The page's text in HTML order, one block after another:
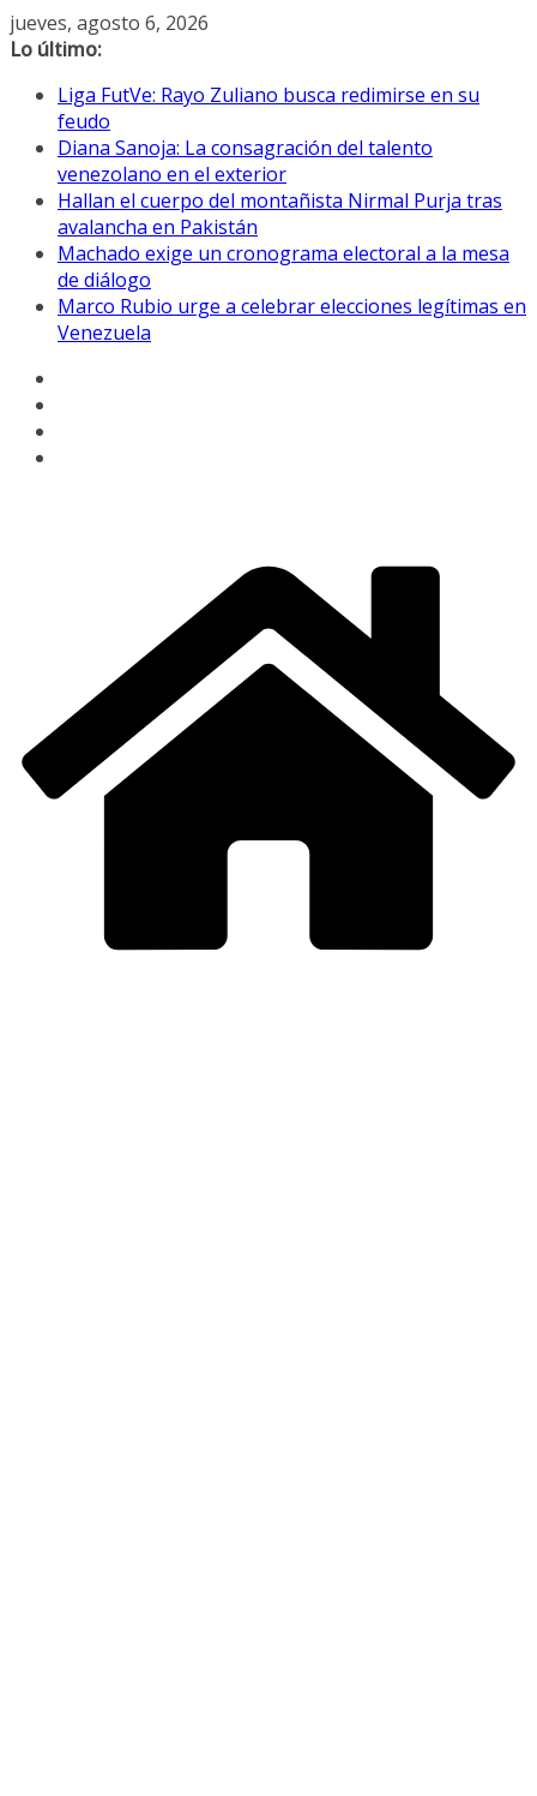
Saltar
al
jueves, agosto 6, 2026
Lo último:
Liga FutVe: Rayo Zuliano busca redimirse en su
feudo
Diana Sanoja: La consagración del talento
venezolano en el exterior
Hallan el cuerpo del montañista Nirmal Purja tras
avalancha en Pakistán
Machado exige un cronograma electoral a la mesa
de diálogo
Marco Rubio urge a celebrar elecciones legítimas en
Venezuela